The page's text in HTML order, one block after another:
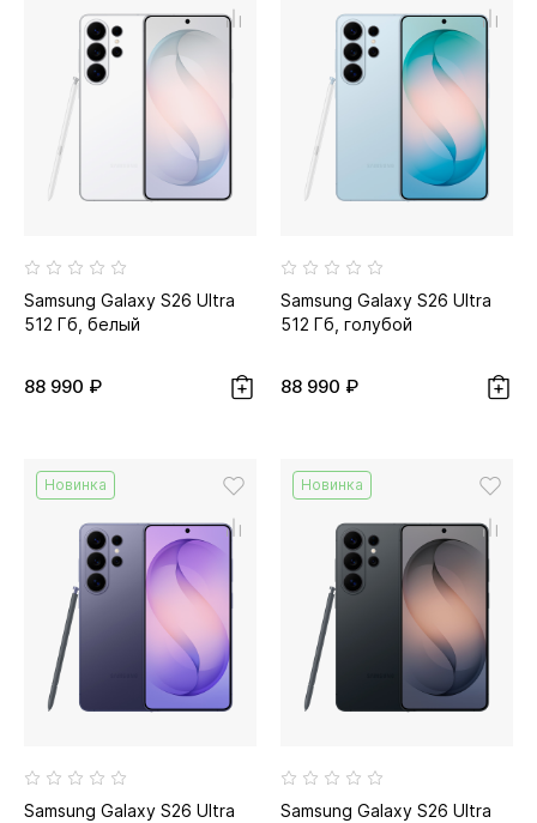
Samsung Galaxy S26 Ultra
512 Гб, белый
88 990 ₽
Samsung Galaxy S26 Ultra
512 Гб, голубой
88 990 ₽
Новинка
Samsung Galaxy S26 Ultra
Новинка
Samsung Galaxy S26 Ultra